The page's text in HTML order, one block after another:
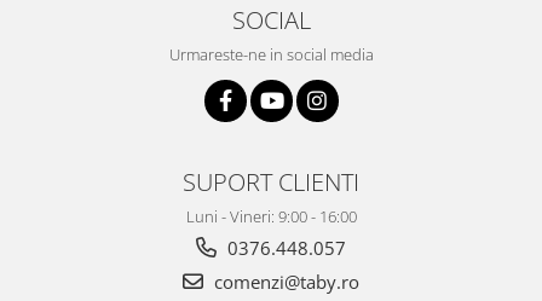
SOCIAL
Urmareste-ne in social media
SUPORT CLIENTI
Luni - Vineri: 9:00 - 16:00
0376.448.057
comenzi@taby.ro